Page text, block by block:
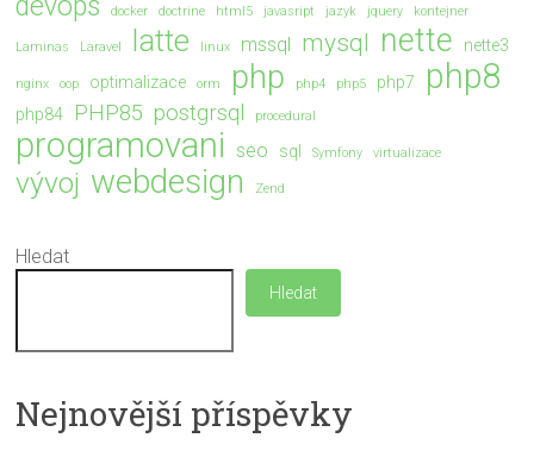
devops docker doctrine html5 javasript jazyk jquery kontejner
Laminas Laravel latte linux mssql mysql nette nette3
nginx oop optimalizace orm php php4 php5 php7 php8
php84 PHP85 postgrsql procedural
programovani seo sql Symfony virtualizace
vývoj webdesign Zend
Hledat
Hledat
Nejnovější příspěvky